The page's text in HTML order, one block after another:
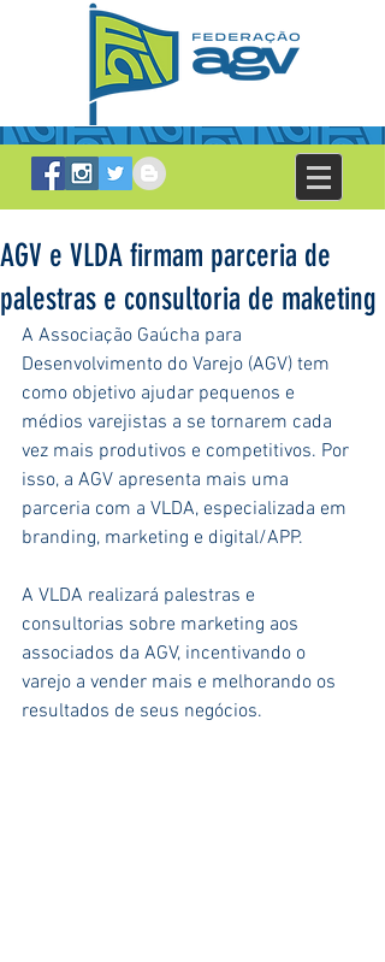
AGV e VLDA firmam parceria de
palestras e consultoria de maketing
A Associação Gaúcha para
Desenvolvimento do Varejo (AGV) tem
como objetivo ajudar pequenos e
médios varejistas a se tornarem cada
vez mais produtivos e competitivos. Por
isso, a AGV apresenta mais uma
parceria com a VLDA, especializada em
branding, marketing e digital/APP.
A VLDA realizará palestras e
consultorias sobre marketing aos
associados da AGV, incentivando o
varejo a vender mais e melhorando os
resultados de seus negócios.